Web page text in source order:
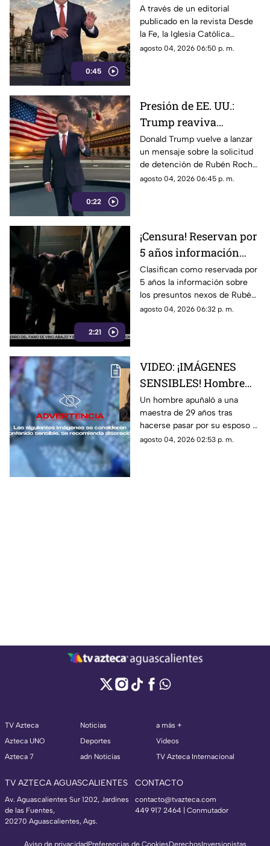
0:45
lineamientos para la
defensa de las
audiencias podrían
convertirse en un
A través de un editorial
publicado en la revista Desde
la Fe, la Iglesia Católica
advirtió que los lineamientos
agosto 04, 2026 06:50 p. m.
0:22
Presión de EE. UU.:
Trump reaviva
señalamientos contra
Rubén Rocha Moya y
Enrique Inzunza
Donald Trump vuelve a lanzar
un mensaje sobre la solicitud
de detención de Rubén Rocha
Moya y Enrique Inzunza.
agosto 04, 2026 06:45 p. m.
2:21
¡Censura! Reservan por
5 años información
sobre presuntos nexos
de Rocha Moya e
Inzunza con el crimen
Clasifican como reservada por
5 años la información sobre
los presuntos nexos de Rubén
Rocha Moya y Enrique Inzunza
agosto 04, 2026 06:32 p. m.
VIDEO: ¡IMÁGENES
SENSIBLES! Hombre
apuñala más de 30
veces a maestra de 29
años en una escuela
Un hombre apuñaló a una
maestra de 29 años tras
hacerse pasar por su esposo e
ingresar a la escuela; te
agosto 04, 2026 02:53 p. m.
TV Azteca
Azteca UNO
Azteca 7
Noticias
Deportes
adn Noticias
a más +
Videos
TV Azteca Internacional
TV AZTECA AGUASCALIENTES
Av. Aguascalientes Sur 1202, Jardines
de las Fuentes,
20270 Aguascalientes, Ags.
CONTACTO
contacto@tvazteca.com
449 917 2464 | Conmutador
Aviso de privacidadPreferencias de CookiesDerechosInversionistas